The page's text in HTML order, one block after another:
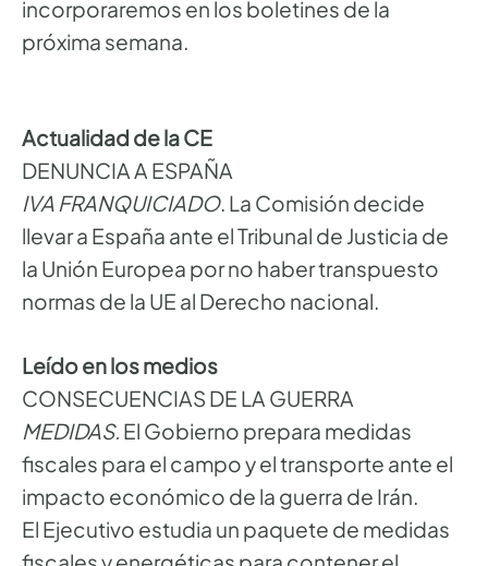
incorporaremos en los boletines de la
próxima semana.
Actualidad de la CE
DENUNCIA A ESPAÑA
IVA FRANQUICIADO. La Comisión decide
llevar a España ante el Tribunal de Justicia de
la Unión Europea por no haber transpuesto
normas de la UE al Derecho nacional.
Leído en los medios
CONSECUENCIAS DE LA GUERRA
MEDIDAS. El Gobierno prepara medidas
fiscales para el campo y el transporte ante el
impacto económico de la guerra de Irán.
El Ejecutivo estudia un paquete de medidas